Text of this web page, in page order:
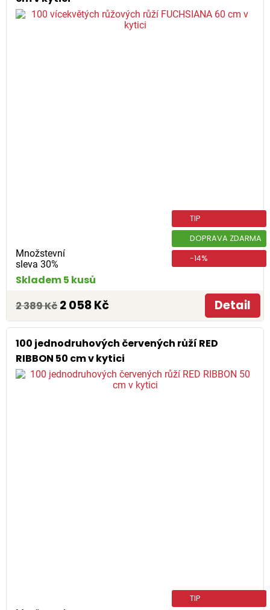
Množstevní
sleva 30%
TIP
DOPRAVA ZDARMA
-14%
Skladem 5 kusů
2 389 Kč 2 058 Kč Detail
100 jednodruhových červených růží RED
RIBBON 50 cm v kytici
TIP